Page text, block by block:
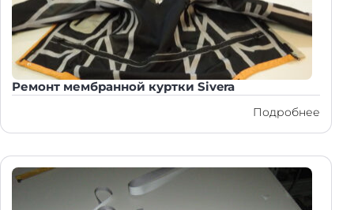
Ремонт мембранной куртки Sivera
Подробнее